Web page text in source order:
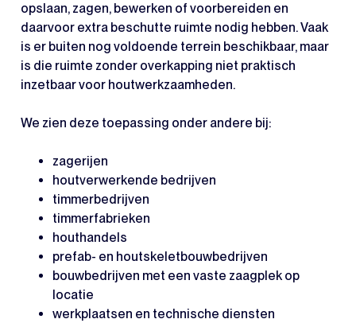
opslaan, zagen, bewerken of voorbereiden en
daarvoor extra beschutte ruimte nodig hebben. Vaak
is er buiten nog voldoende terrein beschikbaar, maar
is die ruimte zonder overkapping niet praktisch
inzetbaar voor houtwerkzaamheden.
We zien deze toepassing onder andere bij:
zagerijen
houtverwerkende bedrijven
timmerbedrijven
timmerfabrieken
houthandels
prefab- en houtskeletbouwbedrijven
bouwbedrijven met een vaste zaagplek op
locatie
werkplaatsen en technische diensten